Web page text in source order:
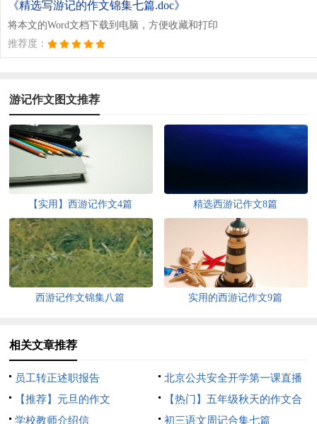
《精选写游记的作文锦集七篇.doc》
将本文的Word文档下载到电脑，方便收藏和打印
推荐度：
游记作文图文推荐
【实用】西游记作文4篇 精选西游记作文8篇
西游记作文锦集八篇 实用的西游记作文9篇
相关文章推荐
员工转正述职报告
北京公共安全开学第一课直播
心得体会
【推荐】元旦的作文
【热门】五年级秋天的作文合
集八篇
学校教师介绍信 初三语文周记合集七篇